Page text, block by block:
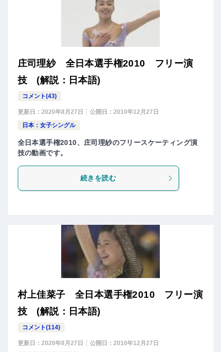
庄司理紗 全日本選手権2010 フリー演
技 (解説：日本語)
コメント(43)
更新日： 2020年8月27日 公開日： 2010年12月27日
日本：女子シングル
全日本選手権2010、庄司理紗のフリースケーティング演
技の動画です。
続きを読む
村上佳菜子 全日本選手権2010 フリー演
技 (解説：日本語)
コメント(114)
更新日： 2020年8月27日 公開日： 2010年12月27日